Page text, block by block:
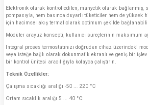
Elektronik olarak kontrol edilen, manyetik olarak bağlanmış,
pompasıyla, hem basınca duyarlı tüketiciler hem de
için hacimsel akış termal olarak optimum şekilde
Modüler arayüz konsepti, kullanıcı süreçlerinin maksimum
Integral proses termostatınızı doğrudan cihaz üzerindeki
veya isteğe bağlı olarak dokunmatik ekranlı ve geniş bir
bir kontrol ünitesi aracılığıyla kolayca çalıştırın.
Teknik Özellikler:
Çalışma sıcaklığı aralığı -50 ... 220 °C
Ortam sıcaklık aralığı 5 ... 40 °C